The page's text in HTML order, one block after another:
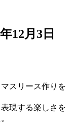
12月3日
スリース作りを
現する楽しさを